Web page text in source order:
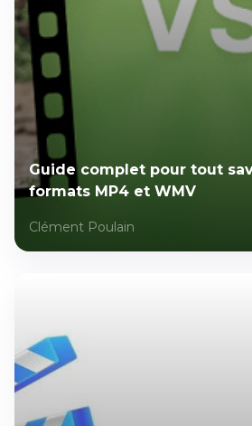
Guide complet pour tout
formats MP4 et WMV
Clément Poulain